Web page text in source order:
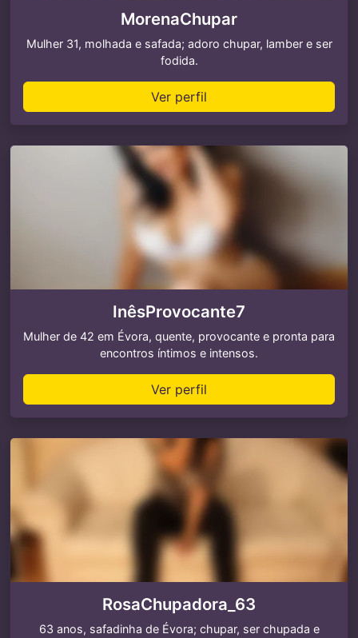
MorenaChupar
Mulher 31, molhada e safada; adoro chupar, lamber e ser
fodida.
Ver perfil
InêsProvocante7
Mulher de 42 em Évora, quente, provocante e pronta para
encontros íntimos e intensos.
Ver perfil
RosaChupadora_63
63 anos, safadinha de Évora; chupar, ser chupada e